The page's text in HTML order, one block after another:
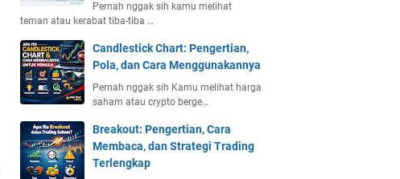
Pernah nggak sih kamu melihat
teman atau kerabat tiba-tiba …
Candlestick Chart: Pengertian,
Pola, dan Cara Menggunakannya
Pernah nggak sih Kamu melihat harga
saham atau crypto berge…
Breakout: Pengertian, Cara
Membaca, dan Strategi Trading
Terlengkap